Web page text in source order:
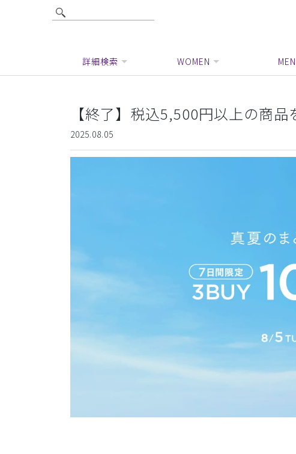
詳細検索 WOMEN MEN
【終了】税込5,500円以上の商
2025.08.05